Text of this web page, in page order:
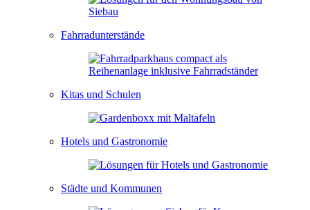
Fahrradunterstände
Kitas und Schulen
Hotels und Gastronomie
Städte und Kommunen